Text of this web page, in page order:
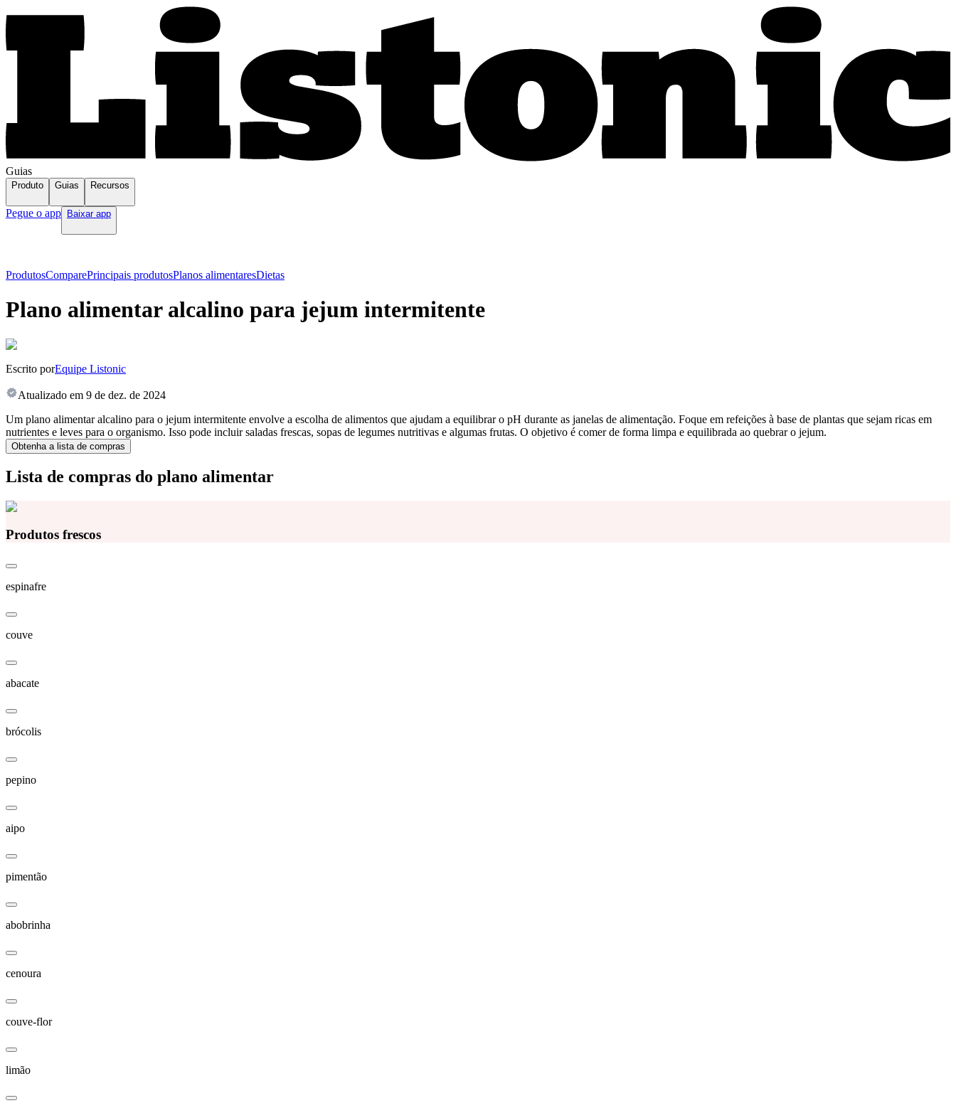
Guias
Produto Guias Recursos
Pegue o app Baixar app
ProdutosComparePrincipais produtosPlanos alimentaresDietas
Plano alimentar alcalino para jejum intermitente
Escrito porEquipe Listonic
Atualizado em 9 de dez. de 2024
Um plano alimentar alcalino para o jejum intermitente envolve a escolha de alimentos que ajudam a equilibrar o pH durante as janelas de alimentação. Foque em refeições à base de plantas que sejam ricas em
nutrientes e leves para o organismo. Isso pode incluir saladas frescas, sopas de legumes nutritivas e algumas frutas. O objetivo é comer de forma limpa e equilibrada ao quebrar o jejum.
Obtenha a lista de compras
Lista de compras do plano alimentar
Produtos frescos
espinafre
couve
abacate
brócolis
pepino
aipo
pimentão
abobrinha
cenoura
couve-flor
limão